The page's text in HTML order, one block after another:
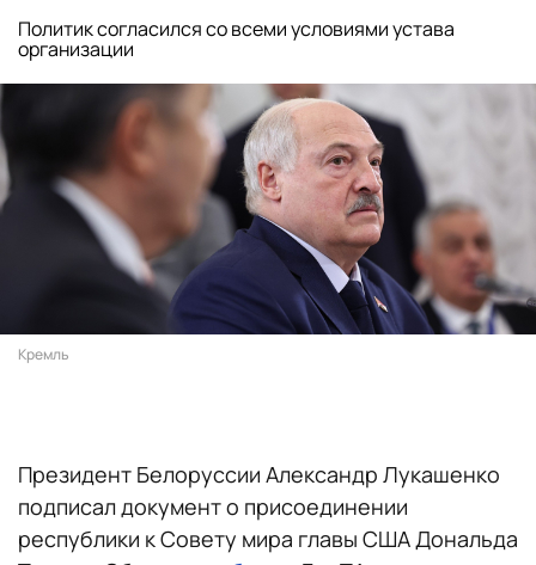
Политик согласился со всеми условиями устава
организации
Кремль
Президент Белоруссии Александр Лукашенко
подписал документ о присоединении
республики к Совету мира главы США Дональда